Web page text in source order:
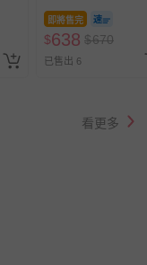
即將售完
$638 $670
已售出 6
看更多